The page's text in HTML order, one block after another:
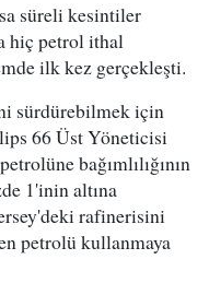
süreli kesintiler
hiç petrol ithal
ilk kez gerçekleşti.
sürdürebilmek için
66 Üst Yöneticisi
bağımlılığının
1'inin altına
rafinerisini
petrolü kullanmaya